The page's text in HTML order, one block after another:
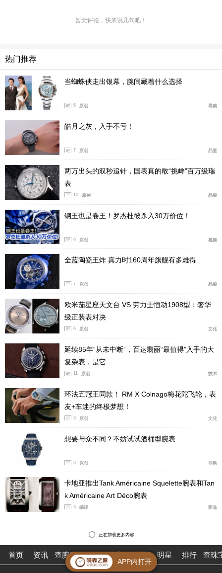
百达翡丽Calatrava Ref.530不锈钢腕表
百达翡丽Golden Ellipse Ref.3746⁄900 18K白金腕表
暂无评论，快来说几句吧！
热门推荐
当蜘蛛侠走出银幕，腕间藏着什么选择
5 原创 导购
皓月之灰，入手不亏！
7 原创 品鉴
两万出头的双秒追针，国表真的敢“挑衅”百万级瑞
表
10 原创 品鉴
钢王也是卷王！罗杰杜彼杀入30万价位！
6 原创 视频
全蓝陶瓷王炸 真力时160周年旗舰有多难得
7 原创 品鉴
欧米茄星座天文台 VS 劳力士恒动1908型：奢华
级正装表对决
6 原创 文化
延续85年“从未中断”，百达翡丽“最值得”入手的大
复杂表，是它
11 原创 技术
环法五冠王同款！ RM X Colnago梅花陀飞轮，表
友+车迷的终极梦想！
3 原创 文化
想要与众不同？不妨试试酒桶型腕表
6 原创 导购
卡地亚推出Tank Américaine Squelette腕表和Tan
k Américaine Art Déco腕表
3 编译 新品
正在加载更多内容
首页 资讯 查腕表 论坛 作业 明星 排行 查珠
APP内打开